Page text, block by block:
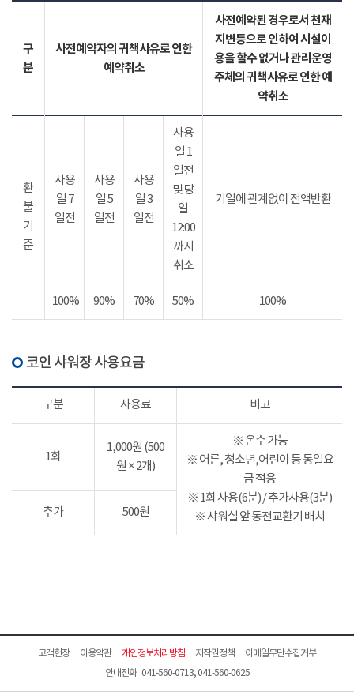
구
분
사전예약자의 귀책사유로 인한
예약취소
사전예약된 경우로서 천재
지변등으로 인하여 시설이
용을 할수 없거나 관리운영
주체의 귀책사유로 인한 예
약취소
환
불
기
준
사용
일 7
일전
사용
일 5
일전
사용
일 3
일전
사용
일 1
일전
및 당
일
12:00
까지
취소
기일에 관계없이 전액반환
100% 90% 70% 50% 100%
코인 샤워장 사용요금
구분 사용료 비고
1회
1,000원 (500
원 × 2개)
※ 온수 가능
※ 어른, 청소년,어린이 등 동일요
금 적용
※ 1회 사용(6분) / 추가사용(3분)
※ 샤워실 앞 동전교환기 배치
추가 500원
고객헌장 이용약관 개인정보처리방침 저작권정책
이메일무단수집거부
안내전화 041-560-0713, 041-560-0625